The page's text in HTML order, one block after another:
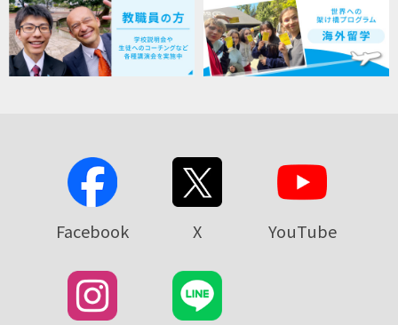
Facebook X YouTube